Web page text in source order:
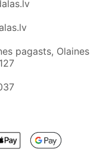
pagasts, Olaines